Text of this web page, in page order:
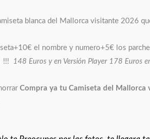
blanca del Mallorca visitante 2026
el nombre y numero+5€ los
!!!
148 Euros y en Versión Player 178 Euros en
Compra ya tu Camiseta del Mallorca